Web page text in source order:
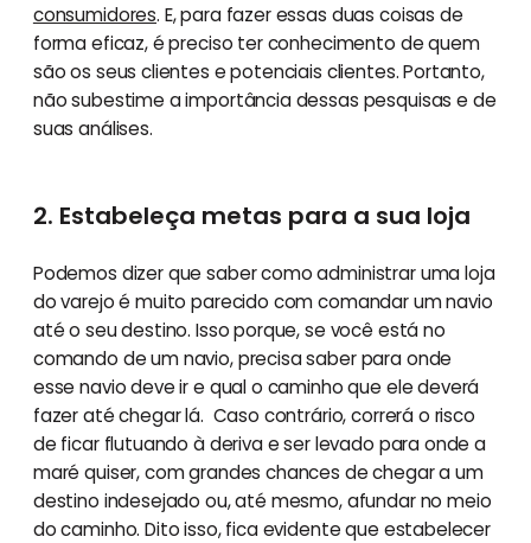
consumidores. E, para fazer essas duas coisas de
forma eficaz, é preciso ter conhecimento de quem
são os seus clientes e potenciais clientes. Portanto,
não subestime a importância dessas pesquisas e de
suas análises.
2. Estabeleça metas para a sua loja
Podemos dizer que saber como administrar uma loja
do varejo é muito parecido com comandar um navio
até o seu destino. Isso porque, se você está no
comando de um navio, precisa saber para onde
esse navio deve ir e qual o caminho que ele deverá
fazer até chegar lá. Caso contrário, correrá o risco
de ficar flutuando à deriva e ser levado para onde a
maré quiser, com grandes chances de chegar a um
destino indesejado ou, até mesmo, afundar no meio
do caminho. Dito isso, fica evidente que estabelecer